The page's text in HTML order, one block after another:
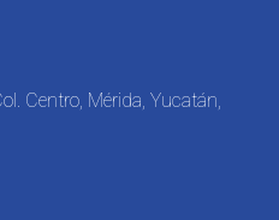
Centro, Mérida, Yucatán,